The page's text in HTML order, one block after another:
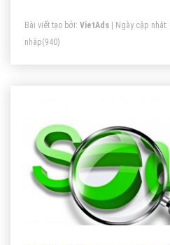
Bài viết tạo bởi: VietAds | Ngày cập nhật:
nhập(940)